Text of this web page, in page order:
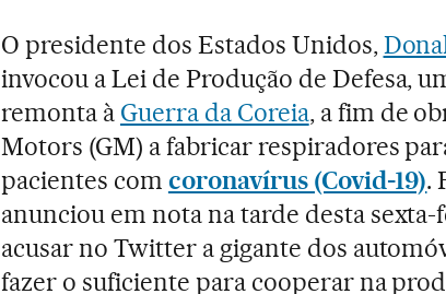
O presidente dos Estados Unidos,
invocou a Lei de Produção de Defesa,
remonta à Guerra da Coreia, a fim de
Motors (GM) a fabricar respiradores
pacientes com coronavírus (Covid-19).
anunciou em nota na tarde desta sexta-
acusar no Twitter a gigante dos
fazer o suficiente para cooperar na